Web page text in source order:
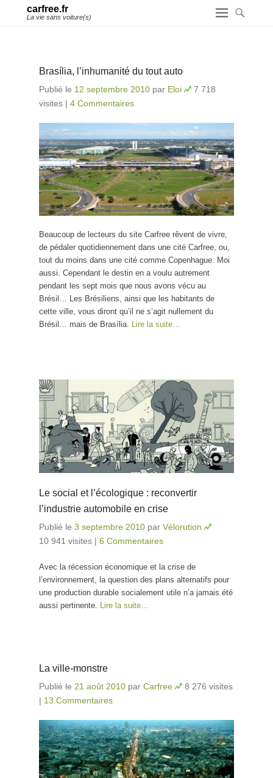
carfree.fr
La vie sans voiture(s)
Brasília, l’inhumanité du tout auto
Publié le 12 septembre 2010 par Eloi
7 718
visites | 4 Commentaires
Beaucoup de lecteurs du site Carfree rêvent de vivre,
de pédaler quotidiennement dans une cité Carfree, ou,
tout du moins dans une cité comme Copenhague. Moi
aussi. Cependant le destin en a voulu autrement
pendant les sept mois que nous avons vécu au
Brésil… Les Brésiliens, ainsi que les habitants de
cette ville, vous diront qu’il ne s’agit nullement du
Brésil… mais de Brasília. Lire la suite…
Le social et l’écologique : reconvertir
l’industrie automobile en crise
Publié le 3 septembre 2010 par Vélorution
10 941 visites | 6 Commentaires
Avec la récession économique et la crise de
l’environnement, la question des plans alternatifs pour
une production durable socialement utile n’a jamais été
aussi pertinente.
Lire la suite…
La ville-monstre
Publié le 21 août 2010 par Carfree
8 276 visites
| 13 Commentaires